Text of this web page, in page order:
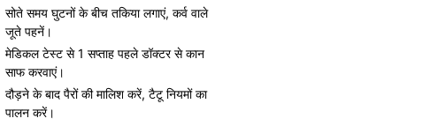
सोते समय घुटनों के बीच तकिया लगाएं, कर्व वाले
जूते पहनें।
मेडिकल टेस्ट से 1 सप्ताह पहले डॉक्टर से कान
साफ करवाएं।
दौड़ने के बाद पैरों की मालिश करें, टैटू नियमों का
पालन करें।